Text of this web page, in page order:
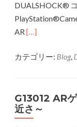
DUALSHOCK®
ARRead
about
験
型
[…]
カテゴリー: Blog,
G13012 AR
近さ～